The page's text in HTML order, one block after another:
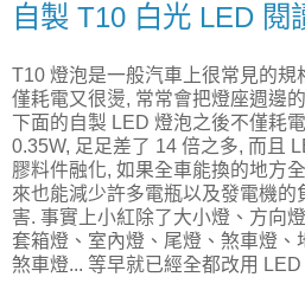
自製 T10 白光 LED 閱
T10 燈泡是一般汽車上很常見的規
僅耗電又很燙, 常常會把燈座週邊
下面的自製 LED 燈泡之後不僅耗
0.35W, 足足差了 14 倍之多, 而且
膠料件融化, 如果全車能換的地方
來也能減少許多電瓶以及發電機的
害. 事實上小紅除了大小燈、方向
套箱燈、室內燈、尾燈、煞車燈、
煞車燈... 等早就已經全都改用